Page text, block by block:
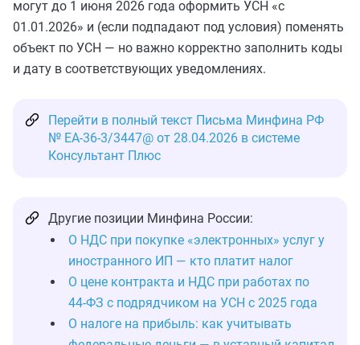
могут до 1 июня 2026 года оформить УСН «с
01.01.2026» и (если подпадают под условия) поменять
объект по УСН — но важно корректно заполнить коды
и дату в соответствующих уведомлениях.
Перейти в полный текст Письма Минфина РФ
№ ЕА-36-3/3447@ от 28.04.2026 в системе
Консультант Плюс
Другие позиции Минфина России:
О НДС при покупке «электронных» услуг у
иностранного ИП — кто платит налог
О цене контракта и НДС при работах по
44‑ФЗ с подрядчиком на УСН с 2025 года
О налоге на прибыль: как учитывать